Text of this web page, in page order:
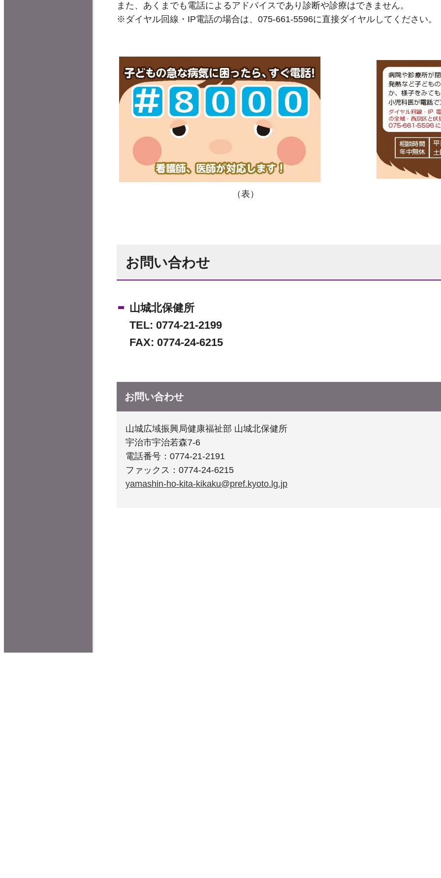
また、あくまでも電話によるアドバイスであり診断や診療はできません。
※ダイヤル回線・IP電話の場合は、 075-661-5596に直接ダイヤルしてください。
（表）
お問い合わせ
山城北保健所
TEL: 0774-21-2199
FAX: 0774-24-6215
お問い合わせ
山城広域振興局健康福祉部 山城北保健所
宇治市宇治若森7-6
電話番号：0774-21-2191
ファックス：0774-24-6215
yamashin-ho-kita-kikaku@pref.kyoto.lg.jp